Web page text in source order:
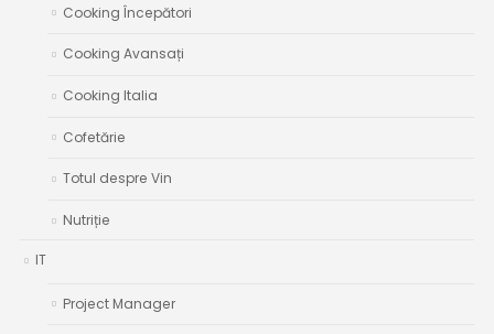
Cooking Începători
Cooking Avansați
Cooking Italia
Cofetărie
Totul despre Vin
Nutriție
IT
Project Manager